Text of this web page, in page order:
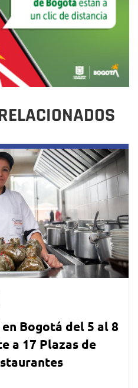
Bogotá del 5 al 8
a 17 Plazas de